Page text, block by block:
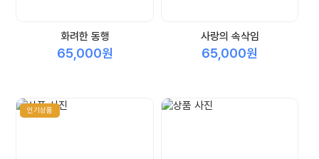
화려한 동행
65,000원
사랑의 속삭임
65,000원
인기상품